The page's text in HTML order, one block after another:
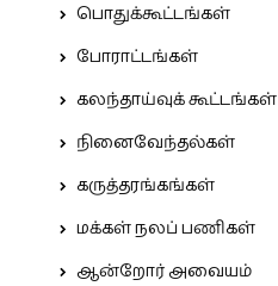
பொதுக்கூட்டங்கள்
போராட்டங்கள்
கலந்தாய்வுக் கூட்டங்கள்
நினைவேந்தல்கள்
கருத்தரங்கங்கள்
மக்கள் நலப் பணிகள்
ஆன்றோர் அவையம்